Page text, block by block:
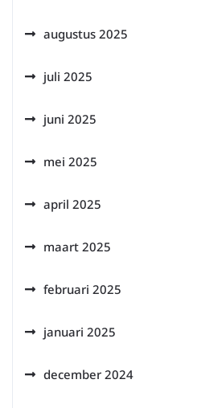
augustus 2025
juli 2025
juni 2025
mei 2025
april 2025
maart 2025
februari 2025
januari 2025
december 2024